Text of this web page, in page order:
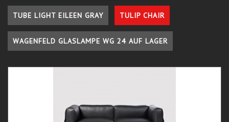
TUBE LIGHT EILEEN GRAY TULIP CHAIR
WAGENFELD GLASLAMPE WG 24 AUF LAGER